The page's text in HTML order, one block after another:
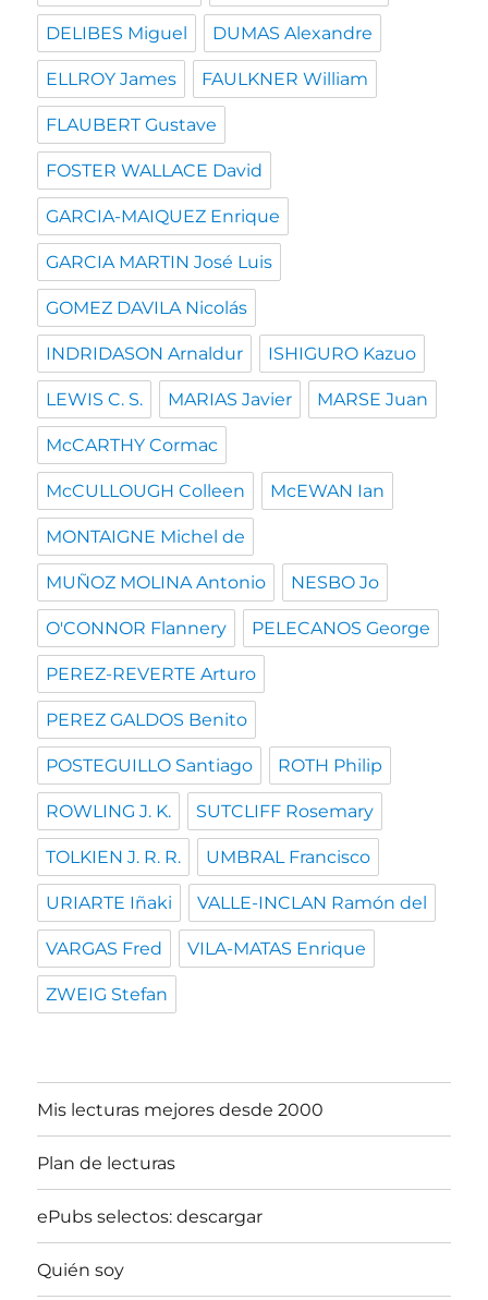
DELIBES Miguel DUMAS Alexandre
ELLROY James FAULKNER William
FLAUBERT Gustave
FOSTER WALLACE David
GARCIA-MAIQUEZ Enrique
GARCIA MARTIN José Luis
GOMEZ DAVILA Nicolás
INDRIDASON Arnaldur ISHIGURO Kazuo
LEWIS C. S. MARIAS Javier MARSE Juan
McCARTHY Cormac
McCULLOUGH Colleen McEWAN Ian
MONTAIGNE Michel de
MUÑOZ MOLINA Antonio NESBO Jo
O'CONNOR Flannery PELECANOS George
PEREZ-REVERTE Arturo
PEREZ GALDOS Benito
POSTEGUILLO Santiago ROTH Philip
ROWLING J. K. SUTCLIFF Rosemary
TOLKIEN J. R. R. UMBRAL Francisco
URIARTE Iñaki VALLE-INCLAN Ramón del
VARGAS Fred VILA-MATAS Enrique
ZWEIG Stefan
Mis lecturas mejores desde 2000
Plan de lecturas
ePubs selectos: descargar
Quién soy